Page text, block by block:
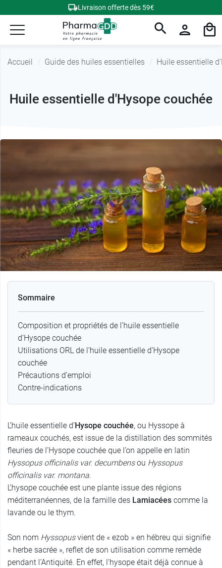
Livraison offerte dès 59€
Accueil Guide des huiles essentielles Huile essentielle
Huile essentielle d'Hysope couchée
Sommaire
Composition et propriétés de l’huile essentielle
d’Hysope couchée
Utilisations ORL de l’huile essentielle d’Hysope
couchée
Précautions d’emploi
Contre-indications
L’huile essentielle d’Hysope couchée, ou Hyssope à
rameaux couchés, est issue de la distillation des sommités
fleuries de l’Hysope couchée que l’on appelle en latin
Hyssopus officinalis var. decumbensou Hyssopus
officinalis var. montana.
L’hysope couchée est une plante issue des régions
méditerranéennes, de la famille des Lamiacées comme la
lavande ou le thym.
Son nom Hyssopusvient de « ezob » en hébreu qui signifie
« herbe sacrée », reflet de son utilisation comme remède
pendant l’Antiquité. En effet, l’hysope était déjà connue à